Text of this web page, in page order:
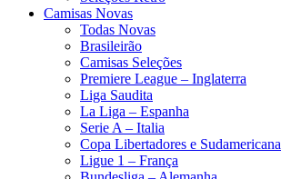
Camisas Novas
Todas Novas
Brasileirão
Camisas Seleções
Premiere League – Inglaterra
Liga Saudita
La Liga – Espanha
Serie A – Italia
Copa Libertadores e Sudamericana
Ligue 1 – França